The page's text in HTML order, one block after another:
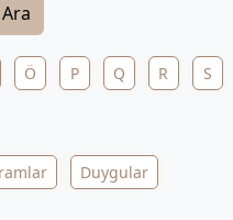
Ara
Ö P Q R S
Duygular